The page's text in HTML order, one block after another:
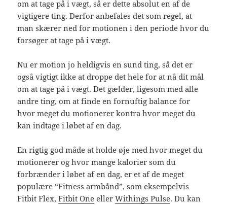
om at tage på i vægt, så er dette absolut en af de
vigtigere ting. Derfor anbefales det som regel, at
man skærer ned for motionen i den periode hvor du
forsøger at tage på i vægt.
Nu er motion jo heldigvis en sund ting, så det er
også vigtigt ikke at droppe det hele for at nå dit mål
om at tage på i vægt. Det gælder, ligesom med alle
andre ting, om at finde en fornuftig balance for
hvor meget du motionerer kontra hvor meget du
kan indtage i løbet af en dag.
En rigtig god måde at holde øje med hvor meget du
motionerer og hvor mange kalorier som du
forbrænder i løbet af en dag, er et af de meget
populære “Fitness armbånd”, som eksempelvis
Fitbit Flex,Fitbit One ellerWithings Pulse. Du kan